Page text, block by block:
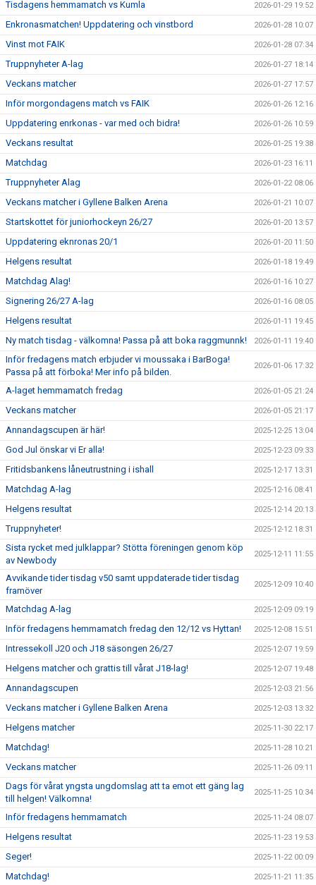
Tisdagens hemmamatch vs Kumla 2026-01-29 19:52
Enkronasmatchen! Uppdatering och vinstbord 2026-01-28 10:07
Vinst mot FAIK 2026-01-28 07:34
Truppnyheter A-lag 2026-01-27 18:14
Veckans matcher 2026-01-27 17:57
Inför morgondagens match vs FAIK 2026-01-26 12:16
Uppdatering enrkonas - var med och bidra! 2026-01-26 10:59
Veckans resultat 2026-01-25 19:38
Matchdag 2026-01-23 16:11
Truppnyheter Alag 2026-01-22 08:06
Veckans matcher i Gyllene Balken Arena 2026-01-21 10:07
Startskottet för juniorhockeyn 26/27 2026-01-20 13:57
Uppdatering eknronas 20/1 2026-01-20 11:50
Helgens resultat 2026-01-18 19:49
Matchdag Alag! 2026-01-16 10:27
Signering 26/27 A-lag 2026-01-16 08:05
Helgens resultat 2026-01-11 19:45
Ny match tisdag - välkomna! Passa på att boka raggmunnk! 2026-01-11 19:40
Inför fredagens match erbjuder vi moussaka i BarBoga!
Passa på att förboka! Mer info på bilden.
2026-01-06 17:32
A-laget hemmamatch fredag 2026-01-05 21:24
Veckans matcher 2026-01-05 21:17
Annandagscupen är här! 2025-12-25 13:04
God Jul önskar vi Er alla! 2025-12-23 09:33
Fritidsbankens låneutrustning i ishall 2025-12-17 13:31
Matchdag A-lag 2025-12-16 08:41
Helgens resultat 2025-12-14 20:13
Truppnyheter! 2025-12-12 18:31
Sista rycket med julklappar? Stötta föreningen genom köp
av Newbody
2025-12-11 11:55
Avvikande tider tisdag v50 samt uppdaterade tider tisdag
framöver
2025-12-09 10:40
Matchdag A-lag 2025-12-09 09:19
Inför fredagens hemmamatch fredag den 12/12 vs Hyttan! 2025-12-08 15:51
Intressekoll J20 och J18 säsongen 26/27 2025-12-07 19:59
Helgens matcher och grattis till vårat J18-lag! 2025-12-07 19:48
Annandagscupen 2025-12-03 21:56
Veckans matcher i Gyllene Balken Arena 2025-12-03 13:32
Helgens matcher 2025-11-30 22:17
Matchdag! 2025-11-28 10:21
Veckans matcher 2025-11-26 09:11
Dags för vårat yngsta ungdomslag att ta emot ett gäng lag
till helgen! Välkomna!
2025-11-25 10:34
Inför fredagens hemmamatch 2025-11-24 08:07
Helgens resultat 2025-11-23 19:53
Seger! 2025-11-22 00:09
Matchdag! 2025-11-21 11:35